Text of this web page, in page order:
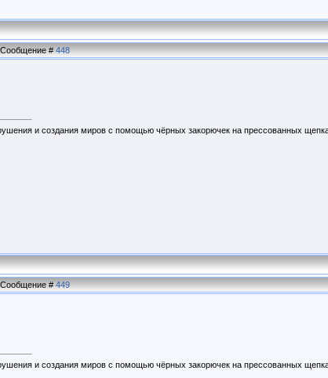
Сообщение #448
и создания миров с помощью чёрных закорючек на прессованных
Сообщение #449
и создания миров с помощью чёрных закорючек на прессованных